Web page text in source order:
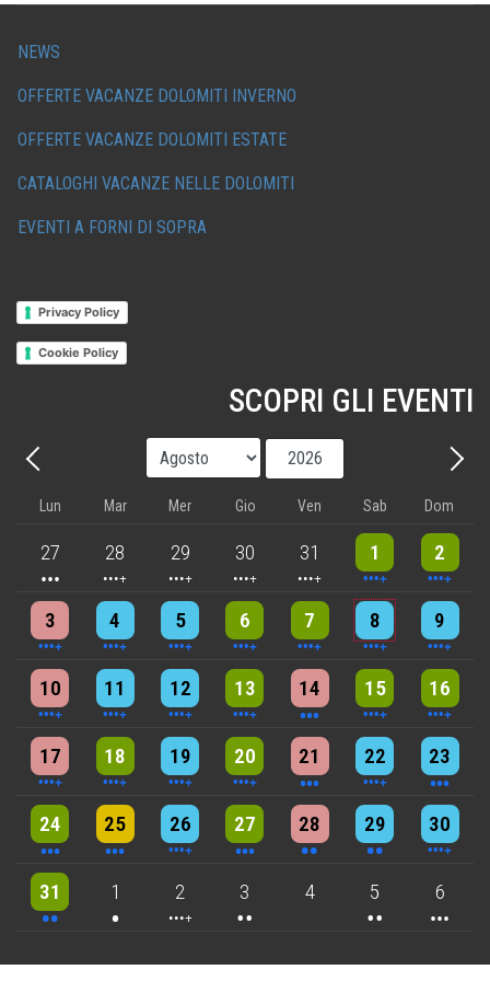
NEWS
OFFERTE VACANZE DOLOMITI INVERNO
OFFERTE VACANZE DOLOMITI ESTATE
CATALOGHI VACANZE NELLE DOLOMITI
EVENTI A FORNI DI SOPRA
Privacy Policy
Cookie Policy
SCOPRI GLI EVENTI
Precedente - Mese
Anno
Lun Mar Mer Gio Ven Sab Dom
27
3 events 28
4 events 29
5 events 30
5 events 31
5 events 1
9 events 2
8 events
3
4 events 4
4 events 5
7 events 6
6 events 7
5 events 8
7 events 9
8 events
10
5 events 11
7 events 12
6 events 13
9 events 14
3 events 15
7 events 16
4 events
17
5 events 18
6 events 19
7 events 20
6 events 21
3 events 22
4 events 23
3 events
24
3 events 25
3 events 26
6 events 27
3 events 28
2 events 29
2 events 30
4 events
31
2 events 1
One event 2
4 events 3
2 events 4 5
2 events 6
3 events